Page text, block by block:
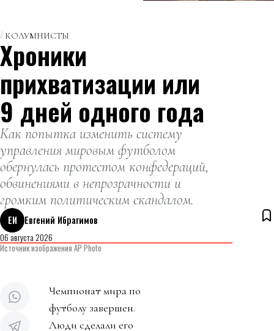
выставили на
продажу в
Калифорнии
КОЛУМНИСТЫ
Хроники
прихватизации или
9 дней одного года
Как попытка изменить систему
управления мировым футболом
обернулась протестом конфедераций,
обвинениями в непрозрачности и
громким политическим скандалом.
ЕИ
Евгений Ибрагимов
06 августа 2026